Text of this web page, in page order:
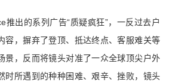
推出的系列广告“质疑疯狂”，一反过去户
容，摒弃了登顶、抵达终点、客服难关等
景，反而将镜头对准了一众全球顶尖户外
时所遇到的种种困难、艰辛、挫败，镜头